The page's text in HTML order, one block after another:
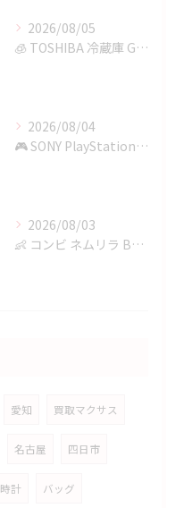
2026/08/05
🧊 TOSHIBA 冷蔵庫 GR-T36SVを鈴鹿市で買取✨
2026/08/04
🎮 SONY PlayStation 4を四日市で買取✨
2026/08/03
👶 コンビ ネムリラ BEDi Longを四日市で買取✨
愛知 買取マクサス
名古屋 四日市
時計 バッグ